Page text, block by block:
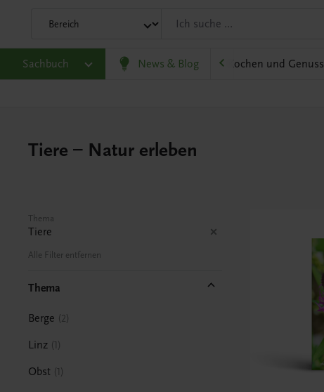
Sachbuch News & Blog
und Wirtschaft Karriere und Beruf Kochen und Genuss
Tiere – Natur erleben
Thema
Tiere
Alle Filter entfernen
Thema
Berge 2
Linz 1
Obst 1